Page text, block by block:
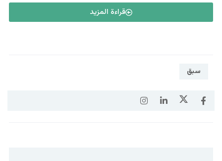
قراءة المزيد
سبق